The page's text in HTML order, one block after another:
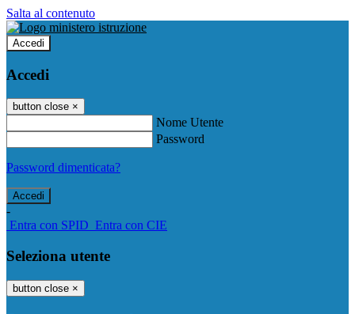
Salta al contenuto
Accedi
Accedi
button close ×
Nome Utente
Password
Password dimenticata?
-
Entra con SPID Entra con CIE
Seleziona utente
button close ×